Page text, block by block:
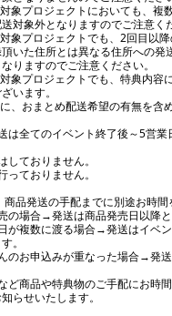
象プロジェクトにおいても、複
対象外となりますのでご注意く
象プロジェクトでも、2回目以
いた住所とは異なる住所への発
りますのでご注意ください。
象プロジェクトでも、特典内容
います。
、おまとめ配送希望の有無を含
は全てのイベント終了後～5営業
しておりません。
っておりません。
品発送の手配までに別途お時間
の場合→発送は商品発売日以降と
が複数に渡る場合→発送はイベ
。
のお申込みが重なった場合→発
ど商品や特典物のご手配にお時
らせいたします。